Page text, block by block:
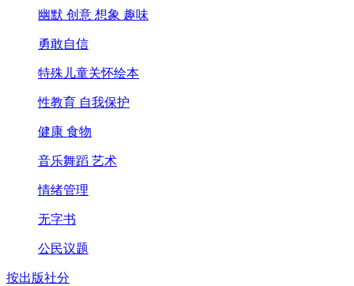
幽默 创意 想象 趣味
勇敢自信
特殊儿童关怀绘本
性教育 自我保护
健康 食物
音乐舞蹈 艺术
情绪管理
无字书
公民议题
按出版社分